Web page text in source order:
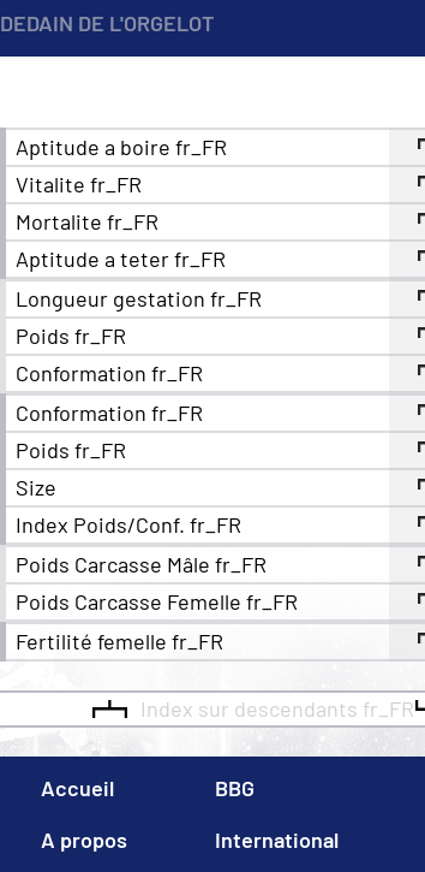
DEDAIN DE L'ORGELOT
Aptitude a boire fr_FR
Vitalite fr_FR
Mortalite fr_FR
Aptitude a teter fr_FR
Longueur gestation fr_FR
Poids fr_FR
Conformation fr_FR
Conformation fr_FR
Poids fr_FR
Size
Index Poids/Conf. fr_FR
Poids Carcasse Mâle fr_FR
Poids Carcasse Femelle fr_FR
Fertilité femelle fr_FR
Index sur descendants fr_FR
Accueil
A propos
BBG
International